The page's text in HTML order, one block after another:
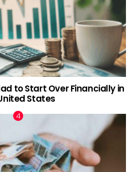
to Start Over Financially in
States